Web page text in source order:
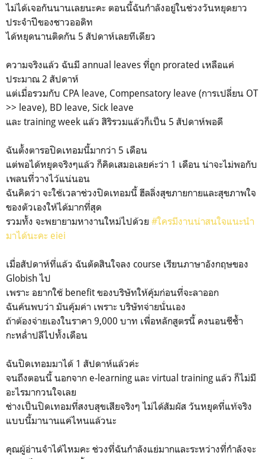
ไม่ได้เจอกันนานเลยนะคะ ตอนนี้ฉันกำลังอยู่ในช่วงวันหยุดยาว
ประจำปีของชาวออดิท
ได้หยุดนานติดกัน 5 สัปดาห์เลยทีเดียว
ความจริงแล้ว ฉันมี annual leaves ที่ถูก prorated เหลือแค่
ประมาณ 2 สัปดาห์
แต่เมื่อรวมกับ CPA leave, Compensatory leave (การเปลี่ยน OT
>> leave), BD leave, Sick leave
และ training week แล้ว สิริรวมแล้วก็เป็น 5 สัปดาห์พอดี
ฉันตั้งตารอปิดเทอมนี้มากว่า 5 เดือน
แต่พอได้หยุดจริงๆแล้ว ก็คิดเสมอเลยค่ะว่า 1 เดือน น่าจะไม่พอกับ
เพลนที่วางไว้แน่นอน
ฉันคิดว่า จะใช้เวลาช่วงปิดเทอมนี้ ฮีลลิ่งสุขภายกายและสุขภาพใจ
ของตัวเองให้ได้มากที่สุด
รวมทั้ง จะพยายามหางานใหม่ไปด้วย #ใครมีงานน่าสนใจแนะนำ
มาได้นะคะ eiei
เมื่อสัปดาห์ที่แล้ว ฉันตัดสินใจลง course เรียนภาษาอังกฤษของ
Globish ไป
เพราะ อยากใช้ benefit ของบริษัทให้คุ้มก่อนที่จะลาออก
ฉันค้นพบว่า มันคุ้มค่า เพราะ บริษัทจ่ายนั่นเอง
ถ้าต้องจ่ายเองในราคา 9,000 บาท เพื่อหลักสูตรนี้ คงนอนชีช้ำ
กะหล่ำปลีไปทั้งเดือน
ฉันปิดเทอมมาได้ 1 สัปดาห์แล้วค่ะ
จนถึงตอนนี้ นอกจาก e-learning และ virtual training แล้ว ก็ไม่มี
อะไรมากวนใจเลย
ช่างเป็นปิดเทอมที่สงบสุขเสียจริงๆ ไม่ได้สัมผัส วันหยุดที่แท้จริง
แบบนี้มานานแค่ไหนแล้วนะ
คุณผู้อ่านจำได้ไหมคะ ช่วงที่ฉันกำลังแย่มากและระหว่างที่กำลังจะ